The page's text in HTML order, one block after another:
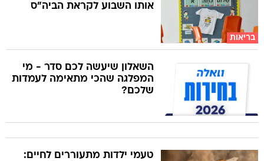
בריאות
אותו השבוע לקראת הביה"ס
השאלון שיעשה לכם סדר - מי
המפלגה שהכי מתאימה לעמדות
שלכם?
טעמי ילדות מתעוררים לחיים: